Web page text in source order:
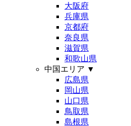
大阪府
兵庫県
京都府
奈良県
滋賀県
和歌山県
中国エリア ▼
広島県
岡山県
山口県
鳥取県
島根県